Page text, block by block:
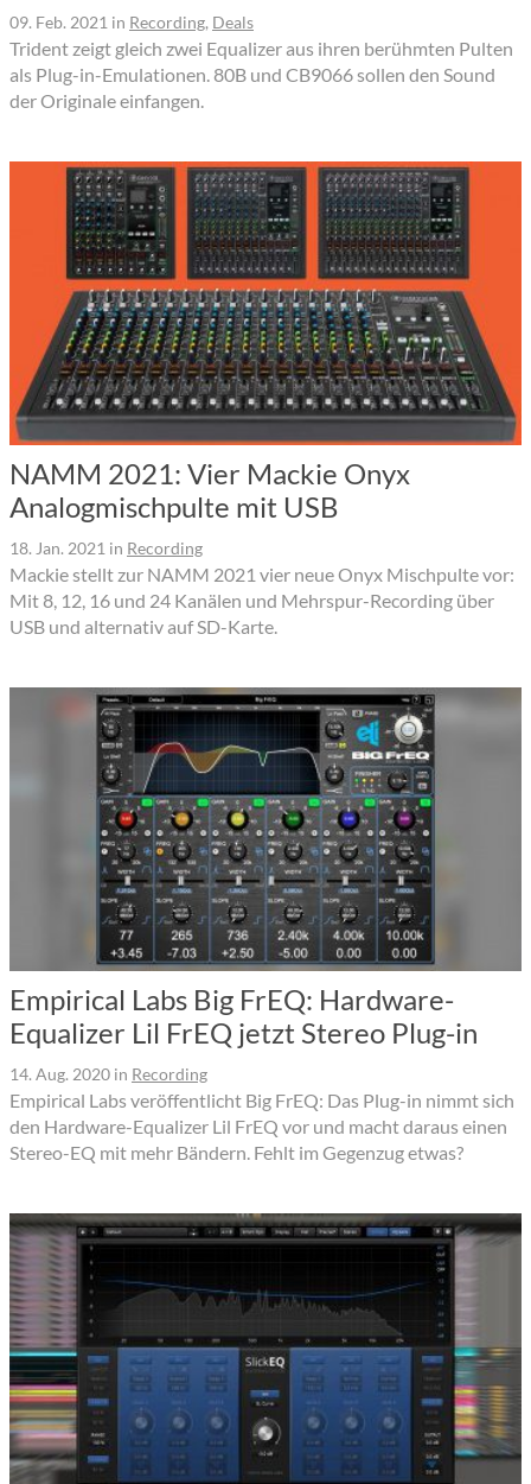
09. Feb. 2021 in Recording, Deals
Trident zeigt gleich zwei Equalizer aus ihren berühmten Pulten
als Plug-in-Emulationen. 80B und CB9066 sollen den Sound
der Originale einfangen.
NAMM 2021: Vier Mackie Onyx
Analogmischpulte mit USB
18. Jan. 2021 in Recording
Mackie stellt zur NAMM 2021 vier neue Onyx Mischpulte vor:
Mit 8, 12, 16 und 24 Kanälen und Mehrspur-Recording über
USB und alternativ auf SD-Karte.
Empirical Labs Big FrEQ: Hardware-
Equalizer Lil FrEQ jetzt Stereo Plug-in
14. Aug. 2020 in Recording
Empirical Labs veröffentlicht Big FrEQ: Das Plug-in nimmt sich
den Hardware-Equalizer Lil FrEQ vor und macht daraus einen
Stereo-EQ mit mehr Bändern. Fehlt im Gegenzug etwas?